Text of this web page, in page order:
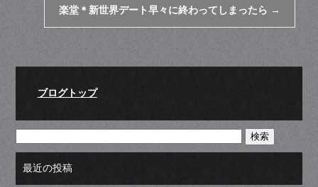
楽堂＊新世界デート早々に終わってしまったら →
ブログトップ
最近の投稿